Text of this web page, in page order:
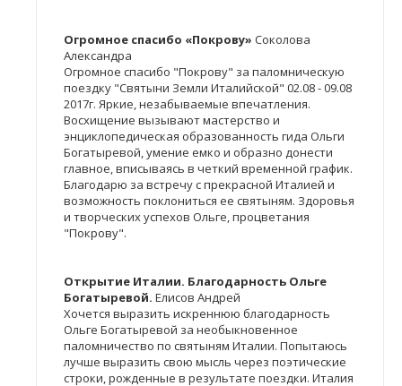
Огромное спасибо «Покрову» Соколова
Александра
Огромное спасибо "Покрову" за паломническую
поездку "Святыни Земли Италийской" 02.08 - 09.08
2017г. Яркие, незабываемые впечатления.
Восхищение вызывают мастерство и
энциклопедическая образованность гида Ольги
Богатыревой, умение емко и образно донести
главное, вписываясь в четкий временной график.
Благодарю за встречу с прекрасной Италией и
возможность поклониться ее святыням. Здоровья
и творческих успехов Ольге, процветания
"Покрову".
Открытие Италии. Благодарность Ольге
Богатыревой. Елисов Андрей
Хочется выразить искреннюю благодарность
Ольге Богатыревой за необыкновенное
паломничество по святыням Италии. Попытаюсь
лучше выразить свою мысль через поэтические
строки, рожденные в результате поездки. Италия